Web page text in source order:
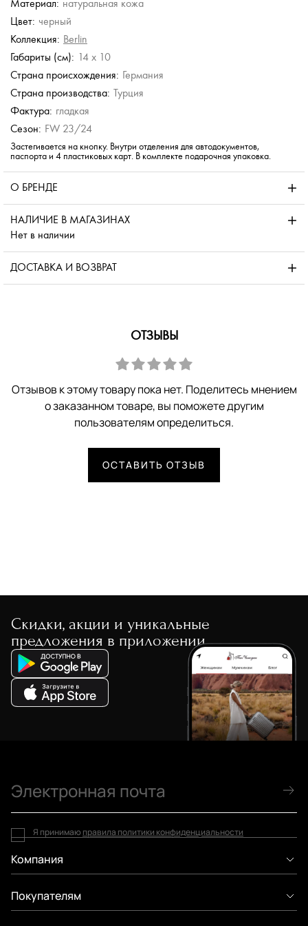
Кожаная обложка для
паспорта и
автодокументов
7 680 руб.
Кожаная обложка для
паспорта и
автодокументов
7 680 руб.
Материал: натуральная кожа
Цвет: черный
Коллекция: Berlin
Габариты (см): 14 x 10
Страна происхождения: Германия
Страна производства: Турция
Фактура: гладкая
Сезон: FW 23/24
Застегивается на кнопку. Внутри отделения для автодокументов,
паспорта и 4 пластиковых карт. В комплекте подарочная упаковка.
О БРЕНДЕ
НАЛИЧИЕ В МАГАЗИНАХ
Нет в наличии
ДОСТАВКА И ВОЗВРАТ
ОТЗЫВЫ
Отзывов к этому товару пока нет. Поделитесь мнением
о заказанном товаре, вы поможете другим
пользователям определиться.
ОСТАВИТЬ ОТЗЫВ
Скидки, акции и уникальные
предложения в приложении
Компания
Покупателям
Я принимаю правила политики конфиденциальности